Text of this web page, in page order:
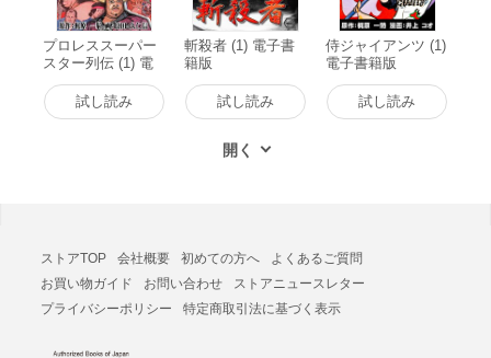
プロレススーパー
スター列伝 (1) 電
子書籍版
試し読み
斬殺者 (1) 電子書
籍版
試し読み
侍ジャイアンツ (1)
電子書籍版
試し読み
ストアTOP 会社概要 初めての方へ
よくあるご質問
お買い物ガイド
お問い合わせ
ストアニュースレター
プライバシーポリシー
特定商取引法に基づく表示